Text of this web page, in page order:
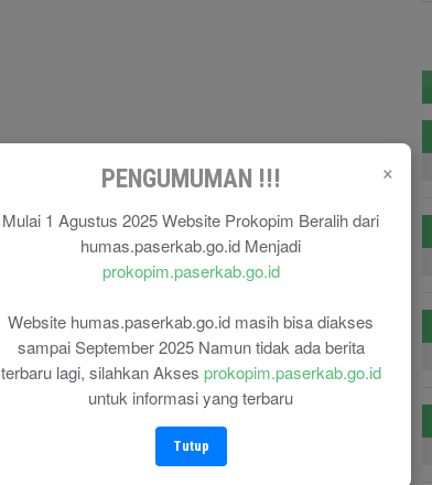
×
PENGUMUMAN !!!
Mulai 1 Agustus 2025 Website Prokopim Beralih dari
humas.paserkab.go.id Menjadi
prokopim.paserkab.go.id
Website humas.paserkab.go.id masih bisa diakses
sampai September 2025 Namun tidak ada berita
terbaru lagi, silahkan Akses prokopim.paserkab.go.id
untuk informasi yang terbaru
Tutup